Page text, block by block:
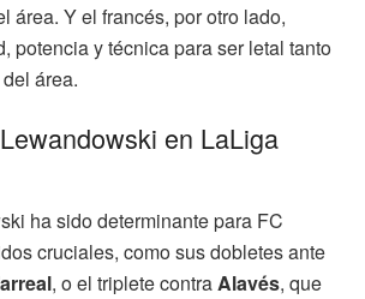
área. Y el francés, por otro lado,
potencia y técnica para ser letal tanto
área.
en LaLiga
ha sido determinante para FC
cruciales, como sus dobletes ante
, o el triplete contraAlavés, que